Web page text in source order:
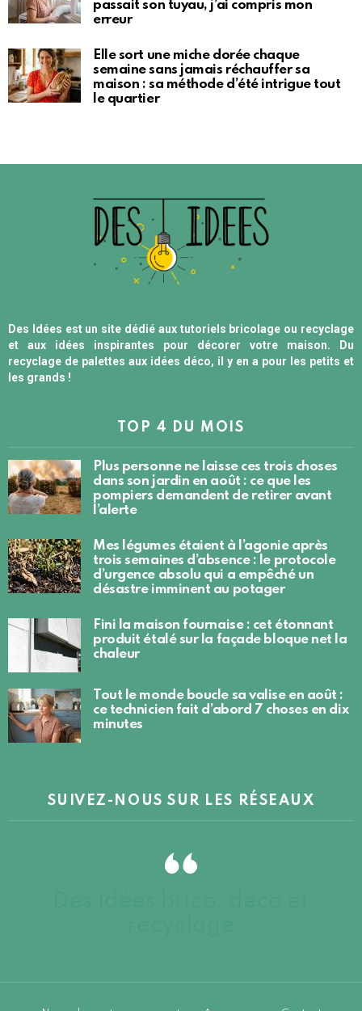
passait son tuyau, j’ai compris mon
erreur
Elle sort une miche dorée chaque
semaine sans jamais réchauffer sa
maison : sa méthode d’été intrigue tout
le quartier
Des Idées est un site dédié aux tutoriels bricolage ou recyclage
et aux idées inspirantes pour décorer votre maison. Du
recyclage de palettes aux idées déco, il y en a pour les petits et
les grands !
TOP 4 DU MOIS
Plus personne ne laisse ces trois choses
dans son jardin en août : ce que les
pompiers demandent de retirer avant
l’alerte
Mes légumes étaient à l’agonie après
trois semaines d’absence : le protocole
d’urgence absolu qui a empêché un
désastre imminent au potager
Fini la maison fournaise : cet étonnant
produit étalé sur la façade bloque net la
chaleur
Tout le monde boucle sa valise en août :
ce technicien fait d’abord 7 choses en dix
minutes
SUIVEZ-NOUS SUR LES RÉSEAUX